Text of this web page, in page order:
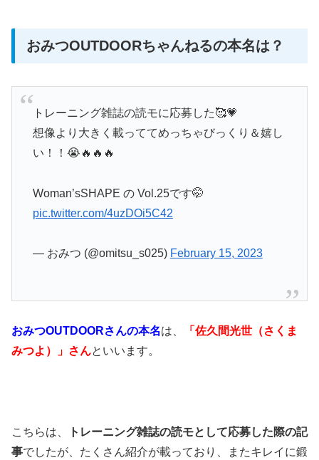
おみつOUTDOORちゃんねるの本名は？
トレーニング雑誌の読モに応募した🥰💗
想像より大きく載っててめっちゃびっくり＆嬉し
い！！😭🔥🔥🔥
Woman’sSHAPE の Vol.25です🤭
pic.twitter.com/4uzDOi5C42
— おみつ (@omitsu_s025) February 15, 2023
おみつOUTDOORさんの本名は、
「佐久間光世（さくま
みつよ）」さんといいます。
こちらは、
トレーニング雑誌の読モとして応募した際の記
事でしたが、たくさん紹介が載っており、またキレイに鍛